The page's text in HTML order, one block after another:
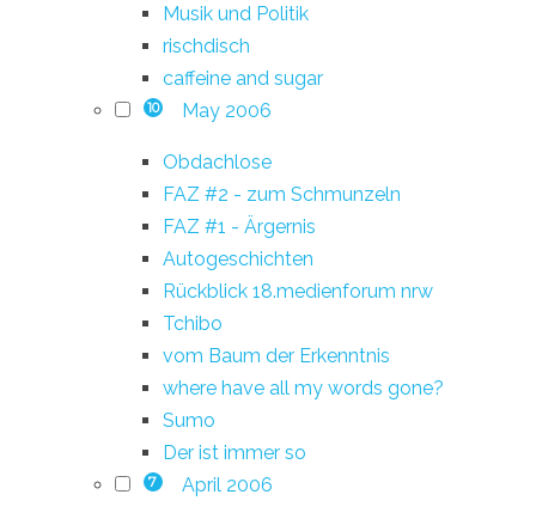
Musik und Politik
rischdisch
caffeine and sugar
10 May 2006
Obdachlose
FAZ #2 - zum Schmunzeln
FAZ #1 - Ärgernis
Autogeschichten
Rückblick 18.medienforum nrw
Tchibo
vom Baum der Erkenntnis
where have all my words gone?
Sumo
Der ist immer so
7 April 2006